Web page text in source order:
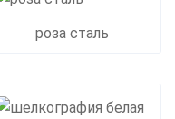
роза сталь